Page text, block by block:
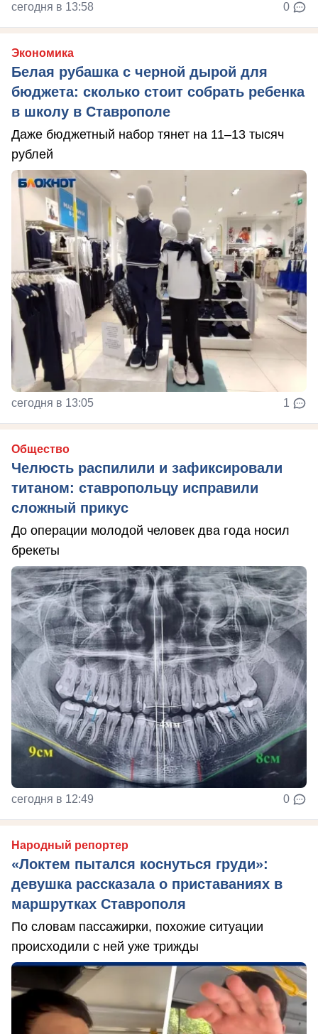
сегодня в 13:58 0
Экономика
Белая рубашка с черной дырой для
бюджета: сколько стоит собрать ребенка
в школу в Ставрополе
Даже бюджетный набор тянет на 11–13 тысяч
рублей
сегодня в 13:05 1
Общество
Челюсть распилили и зафиксировали
титаном: ставропольцу исправили
сложный прикус
До операции молодой человек два года носил
брекеты
сегодня в 12:49 0
Народный репортер
«Локтем пытался коснуться груди»:
девушка рассказала о приставаниях в
маршрутках Ставрополя
По словам пассажирки, похожие ситуации
происходили с ней уже трижды